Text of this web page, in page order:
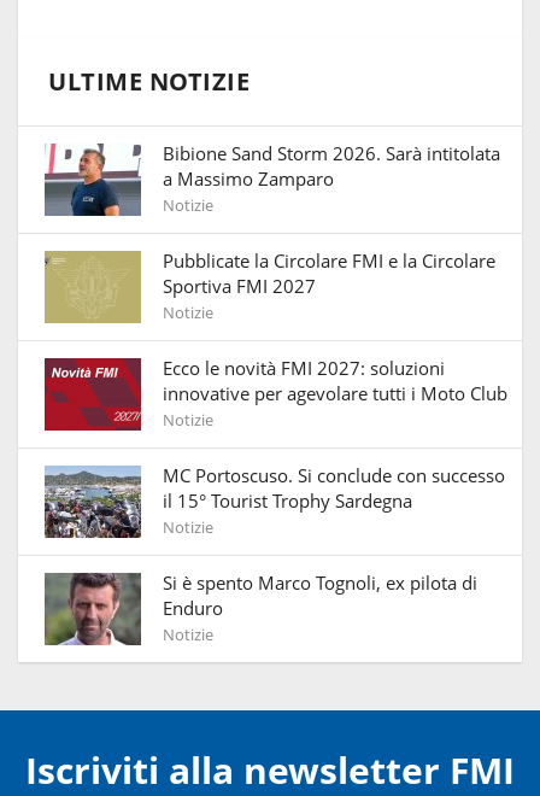
ULTIME NOTIZIE
Bibione Sand Storm 2026. Sarà intitolata
a Massimo Zamparo
Notizie
Pubblicate la Circolare FMI e la Circolare
Sportiva FMI 2027
Notizie
Ecco le novità FMI 2027: soluzioni
innovative per agevolare tutti i Moto Club
Notizie
MC Portoscuso. Si conclude con successo
il 15° Tourist Trophy Sardegna
Notizie
Si è spento Marco Tognoli, ex pilota di
Enduro
Notizie
Iscriviti alla newsletter FMI